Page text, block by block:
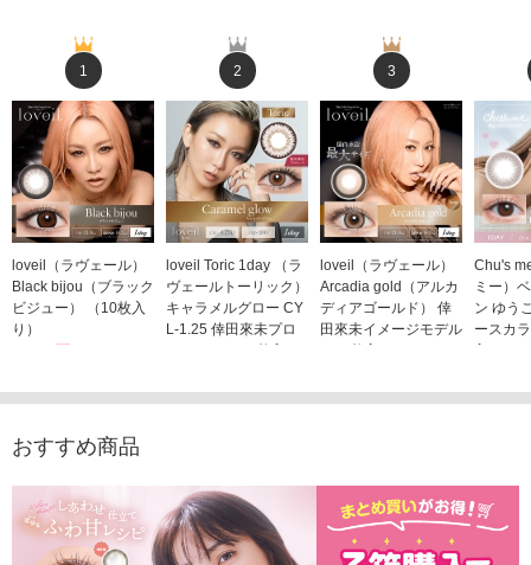
1
loveil（ラヴェール）
Black bijou（ブラック
ビジュー） （10枚入
り）
2
loveil Toric 1day （ラ
ヴェールトーリック）
キャラメルグロー CY
L-1.25 倖田來未プロ
デュース （10枚入
1,760円(税込)
3
loveil（ラヴェール）
Arcadia gold（アルカ
ディアゴールド） 倖
田來未イメージモデル
（10枚入り）
Chu's
ミー）
ン ゆう
ースカ
入り）
おすすめ商品